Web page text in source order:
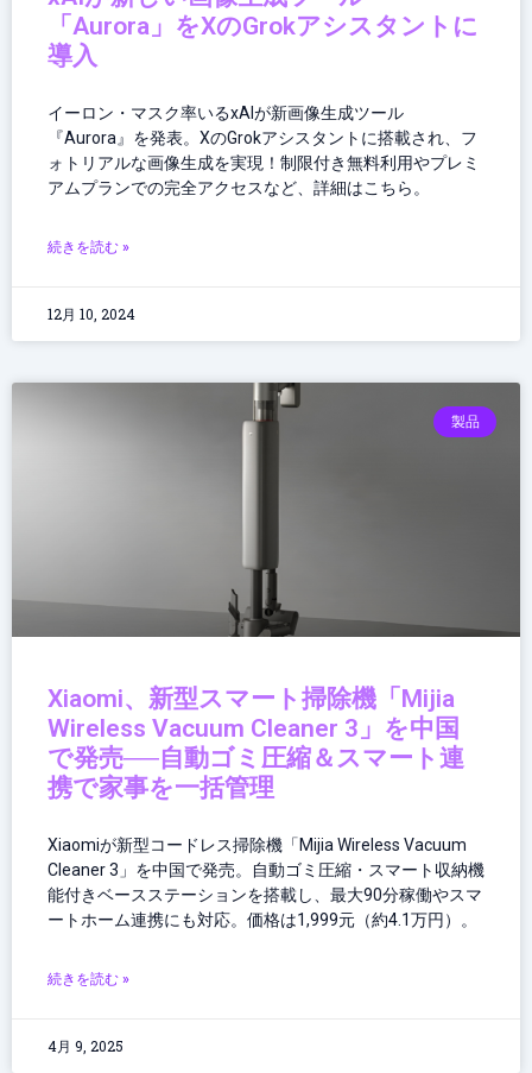
「Aurora」をXのGrokアシスタントに
導入
イーロン・マスク率いるxAIが新画像生成ツール
『Aurora』を発表。XのGrokアシスタントに搭載され、フ
ォトリアルな画像生成を実現！制限付き無料利用やプレミ
アムプランでの完全アクセスなど、詳細はこちら。
続きを読む »
12月 10, 2024
製品
Xiaomi、新型スマート掃除機「Mijia
Wireless Vacuum Cleaner 3」を中国
で発売──自動ゴミ圧縮＆スマート連
携で家事を一括管理
Xiaomiが新型コードレス掃除機「Mijia Wireless Vacuum
Cleaner 3」を中国で発売。自動ゴミ圧縮・スマート収納機
能付きベースステーションを搭載し、最大90分稼働やスマ
ートホーム連携にも対応。価格は1,999元（約4.1万円）。
続きを読む »
4月 9, 2025